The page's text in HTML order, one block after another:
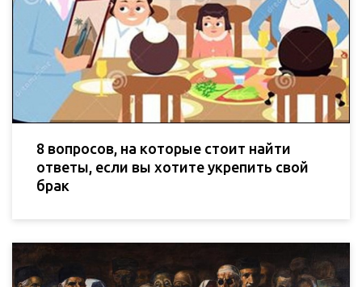
8 вопросов, на которые стоит найти
ответы, если вы хотите укрепить свой
брак